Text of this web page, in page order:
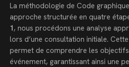
La méthodologie de Code
approche structurée en quatre
1, nous procédons une analyse
lors d’une consultation initiale.
permet de comprendre les
événement, garantissant ainsi une